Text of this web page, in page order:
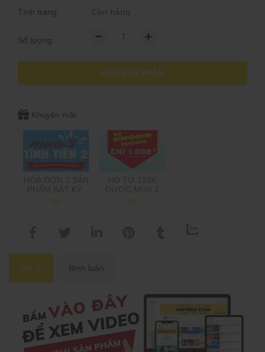
Tình trạng:
Số lượng:
MUA SẢN PHẨM
Khuyến mãi:
CHỈ TÍNH TIỀN 2,
0đ
SẢN PHẨM 1K,
0đ
Mô tả Bình luận